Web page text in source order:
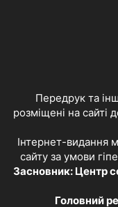
Передрук та
розміщені на сайті
Інтернет-видання
сайту за умови
Засновник: Центр
Головний